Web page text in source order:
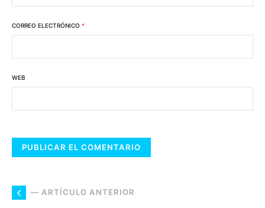
CORREO ELECTRÓNICO *
WEB
— ARTÍCULO ANTERIOR